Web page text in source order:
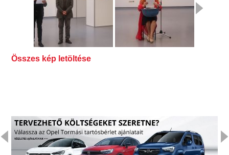
Összes kép letöltése